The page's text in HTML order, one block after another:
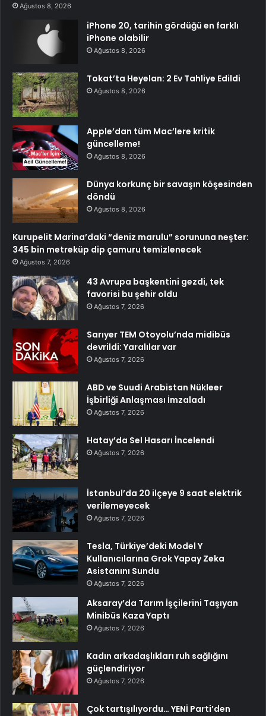
Ağustos 8, 2026
iPhone 20, tarihin gördüğü en farklı
iPhone olabilir
Ağustos 8, 2026
Tokat’ta Heyelan: 2 Ev Tahliye Edildi
Ağustos 8, 2026
Apple’dan tüm Mac’lere kritik
güncelleme!
Ağustos 8, 2026
Dünya korkunç bir savaşın köşesinden
döndü
Ağustos 8, 2026
Kurupelit Marina’daki “deniz marulu” sorununa neşter:
345 bin metreküp dip çamuru temizlenecek
Ağustos 7, 2026
43 Avrupa başkentini gezdi, tek
favorisi bu şehir oldu
Ağustos 7, 2026
Sarıyer TEM Otoyolu’nda midibüs
devrildi: Yaralılar var
Ağustos 7, 2026
ABD ve Suudi Arabistan Nükleer
İşbirliği Anlaşması İmzaladı
Ağustos 7, 2026
Hatay’da Sel Hasarı İncelendi
Ağustos 7, 2026
İstanbul’da 20 ilçeye 9 saat elektrik
verilemeyecek
Ağustos 7, 2026
Tesla, Türkiye’deki Model Y
Kullanıcılarına Grok Yapay Zeka
Asistanını Sundu
Ağustos 7, 2026
Aksaray’da Tarım İşçilerini Taşıyan
Minibüs Kaza Yaptı
Ağustos 7, 2026
Kadın arkadaşlıkları ruh sağlığını
güçlendiriyor
Ağustos 7, 2026
Çok tartışılıyordu… YENİ Parti’den